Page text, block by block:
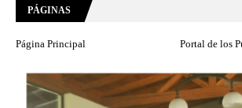
PÁGINAS
Página Principal Portal de los